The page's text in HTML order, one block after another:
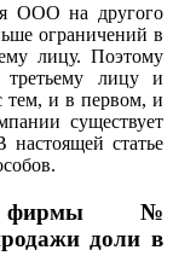
ООО на другого
ограничений в
лицу. Поэтому
лицу и
тем, и в первом, и
существует
настоящей статье
фирмы №
доли в